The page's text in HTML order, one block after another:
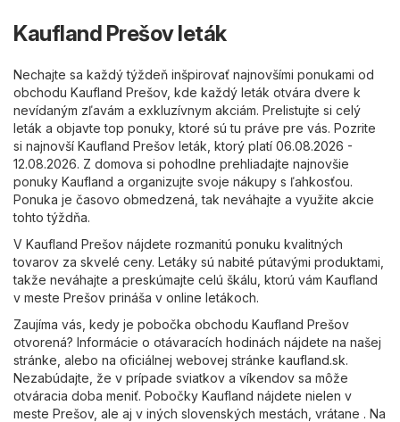
Kaufland Prešov leták
Nechajte sa každý týždeň inšpirovať najnovšími ponukami od
obchodu Kaufland Prešov, kde každý leták otvára dvere k
nevídaným zľavám a exkluzívnym akciám. Prelistujte si celý
leták a objavte top ponuky, ktoré sú tu práve pre vás. Pozrite
si najnovší Kaufland Prešov leták, ktorý platí 06.08.2026 -
12.08.2026. Z domova si pohodlne prehliadajte najnovšie
ponuky Kaufland a organizujte svoje nákupy s ľahkosťou.
Ponuka je časovo obmedzená, tak neváhajte a využite akcie
tohto týždňa.
V Kaufland Prešov nájdete rozmanitú ponuku kvalitných
tovarov za skvelé ceny. Letáky sú nabité pútavými produktami,
takže neváhajte a preskúmajte celú škálu, ktorú vám Kaufland
v meste Prešov prináša v online letákoch.
Zaujíma vás, kedy je pobočka obchodu Kaufland Prešov
otvorená? Informácie o otávaracích hodinách nájdete na našej
stránke, alebo na oficiálnej webovej stránke kaufland.sk.
Nezabúdajte, že v prípade sviatkov a víkendov sa môže
otváracia doba meniť. Pobočky Kaufland nájdete nielen v
meste Prešov, ale aj v iných slovenských mestách, vrátane . Na